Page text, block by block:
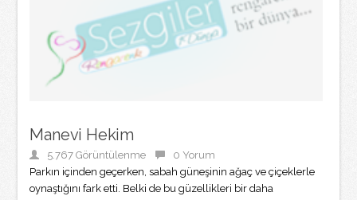
Manevi Hekim
5.767 Görüntülenme
0 Yorum
Parkın içinden geçerken, sabah güneşinin ağaç ve çiçeklerle
oynaştığını fark etti. Belki de bu güzellikleri bir daha